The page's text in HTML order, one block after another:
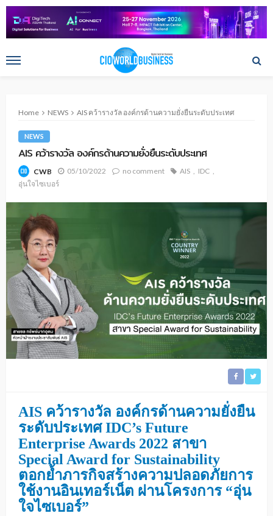
Home NEWS AIS คว้ารางวัล องค์กรด้านความยั่งยืนระดับประเทศ
NEWS
AIS คว้ารางวัล องค์กรด้านความยั่งยืนระดับประเทศ
CWB 05/10/2022 no comment AIS
IDC
อุ่นใจไซเบอร์
AIS คว้ารางวัล องค์กรด้านความยั่งยืน
ระดับประเทศIDC’s Future
Enterprise Awards 2022 สาขา
Special Award for Sustainability
ตอกย้ำภารกิจสร้างความปลอดภัยการ
ใช้งานอินเทอร์เน็ต ผ่านโครงการ “อุ่น
ใจไซเบอร์”